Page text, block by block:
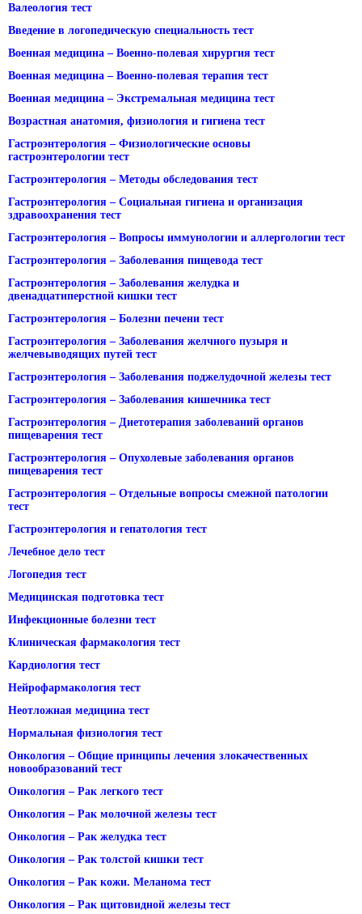
Валеология тест
Введение в логопедическую специальность тест
Военная медицина – Военно-полевая хирургия тест
Военная медицина – Военно-полевая терапия тест
Военная медицина – Экстремальная медицина тест
Возрастная анатомия, физиология и гигиена тест
Гастроэнтерология – Физиологические основы
гастроэнтерологии тест
Гастроэнтерология – Методы обследования тест
Гастроэнтерология – Социальная гигиена и организация
здравоохранения тест
Гастроэнтерология – Вопросы иммунологии и аллергологии тест
Гастроэнтерология – Заболевания пищевода тест
Гастроэнтерология – Заболевания желудка и
двенадцатиперстной кишки тест
Гастроэнтерология – Болезни печени тест
Гастроэнтерология – Заболевания желчного пузыря и
желчевыводящих путей тест
Гастроэнтерология – Заболевания поджелудочной железы тест
Гастроэнтерология – Заболевания кишечника тест
Гастроэнтерология – Диетотерапия заболеваний органов
пищеварения тест
Гастроэнтерология – Опухолевые заболевания органов
пищеварения тест
Гастроэнтерология – Отдельные вопросы смежной патологии
тест
Гастроэнтерология и гепатология тест
Лечебное дело тест
Логопедия тест
Медицинская подготовка тест
Инфекционные болезни тест
Клиническая фармакология тест
Кардиология тест
Нейрофармакология тест
Неотложная медицина тест
Нормальная физиология тест
Онкология – Общие принципы лечения злокачественных
новообразований тест
Онкология – Рак легкого тест
Онкология – Рак молочной железы тест
Онкология – Рак желудка тест
Онкология – Рак толстой кишки тест
Онкология – Рак кожи. Меланома тест
Онкология – Рак щитовидной железы тест